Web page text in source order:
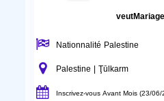
veutMariage
Nationnalité Palestine
Palestine | Ţūlkarm
Inscrivez-vous Avant Mois (23/